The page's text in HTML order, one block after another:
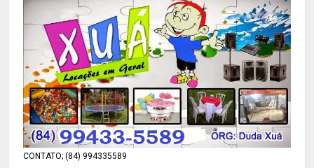
CONTATO; (84) 994335589